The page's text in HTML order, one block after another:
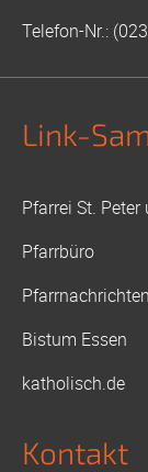
Telefon-Nr.:
Link-
Pfarrei St. Peter
Pfarrbüro
Pfarrnachrichten
Bistum Essen
katholisch.de
Kontakt